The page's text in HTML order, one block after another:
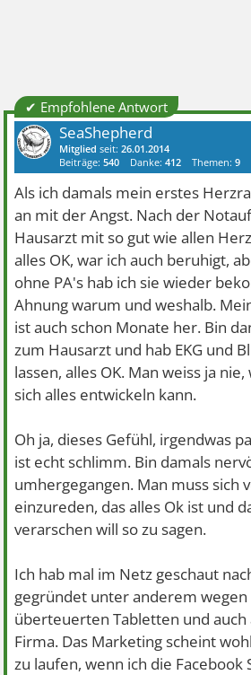
✔ Empfohlene Antwort
SeaShepherd
Mitglied seit:26.01.2014
Beiträge:540 Danke:412 Themen:9
Als ich damals mein erstes
an mit der Angst. Nach der
Hausarzt mit so gut wie allen
alles OK, war ich auch beruhigt,
ohne PA's hab ich sie wieder
Ahnung warum und weshalb.
ist auch schon Monate her. Bin
zum Hausarzt und hab EKG und
lassen, alles OK. Man weiss ja
sich alles entwickeln kann.
Oh ja, dieses Gefühl, irgendwas
ist echt schlimm. Bin damals
umhergegangen. Man muss sich
einzureden, das alles Ok ist und
verarschen will so zu sagen.
Ich hab mal im Netz geschaut
gegründet unter anderem wegen
überteuerten Tabletten und auch
Firma. Das Marketing scheint
zu laufen, wenn ich die Facebook